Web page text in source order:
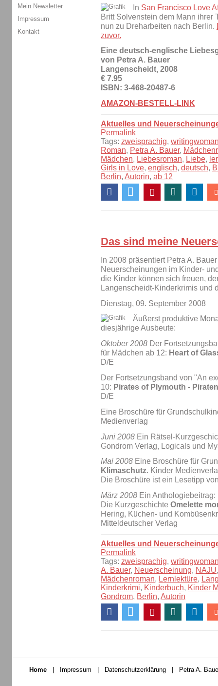
In San Francisco Love
Britt Solvenstein dem Mann ihrer
nun zu Dreharbeiten nach Berlin.
zuvor.
Eine deutsch-englische
von Petra A. Bauer
Langenscheidt, 2008
€ 7.95
ISBN: 3-468-20487-6
AMAZON-BESTELL-LINK
Aktuelles und
Permalink
Tags: zweisprachig,
Roman, Petra A. Bauer,
Mädchen, Liebesroman, Liebe,
Girls in Love, englisch, deutsch,
Berlin, Autorin, ab 12
Das sind meine
In 2008 präsentiert Petra A.
Neuerscheinungen im Kinder-
die Kinder können sich freuen,
Langenscheidt-Kinderkrimis und
Dienstag, 09. September 2008
Äußerst produktive
diesjährige Ausbeute:
Oktober 2008 Der
für Mädchen ab 12: Heart of
D/E
Der Fortsetzungsband von "An
10: Pirates of Plymouth -
D/E
Eine Broschüre für
Medienverlag
Juni 2008 Ein Rätsel-
Gondrom Verlag, Logicals und
Mai 2008 Eine Broschüre für
Klimaschutz. Kinder
Die Broschüre ist ein Lesetipp
März 2008 Ein Anthologiebeitrag:
Die Kurzgeschichte Omelette
Hering, Küchen- und
Mitteldeutscher Verlag
Aktuelles und
Permalink
Tags: zweisprachig,
A. Bauer, Neuerscheinung, NAJU
Mädchenroman, Lernlektüre,
Kinderkrimi, Kinderbuch, Kinder
Gondrom, Berlin, Autorin
Mein Newsletter
Impressum
Kontakt
Home Impressum Datenschutzerklärung Petra A.